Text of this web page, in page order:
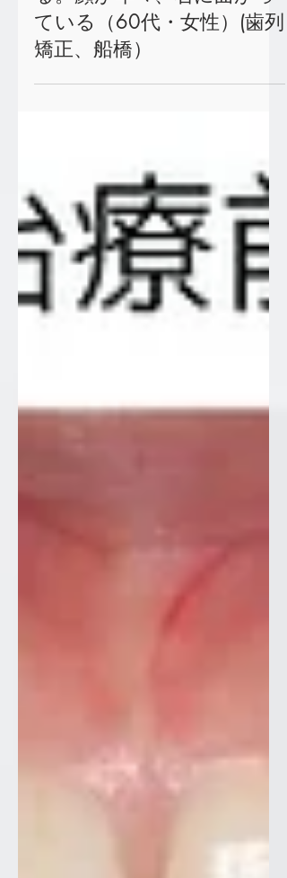
前歯の歯茎が下がってい
る。顔が年々、右に曲がっ
ている（60代・女性）(歯列
矯正、船橋）